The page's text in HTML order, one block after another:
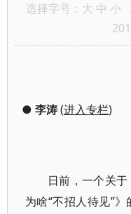
选择字号： 大 中 小
● 李涛(进入专栏)
日前，一个关
为啥“不招人待见”